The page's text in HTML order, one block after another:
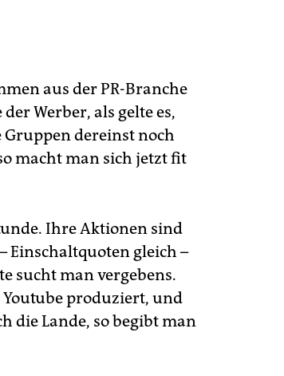
aus der PR-Branche
Werber, als gelte es,
dereinst noch
macht man sich jetzt fit
Ihre Aktionen sind
Einschaltquoten gleich –
sucht man vergebens.
produziert, und
die Lande, so begibt man